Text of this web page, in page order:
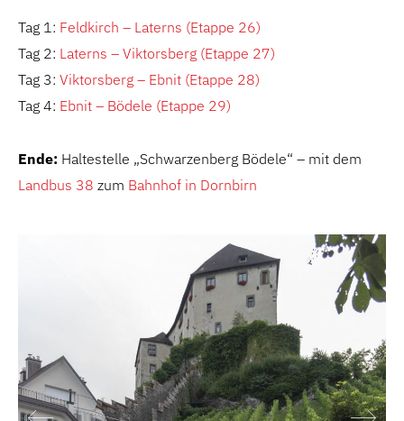
Tag 1: Feldkirch – Laterns (Etappe 26)
Tag 2: Laterns – Viktorsberg (Etappe 27)
Tag 3: Viktorsberg – Ebnit (Etappe 28)
Tag 4: Ebnit – Bödele (Etappe 29)
Ende: Haltestelle „Schwarzenberg Bödele“ – mit dem
Landbus 38 zum Bahnhof in Dornbirn